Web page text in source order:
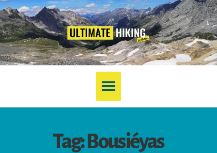
Tag: Bousiéyas